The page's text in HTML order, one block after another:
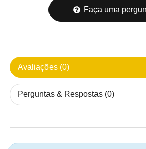
Faça uma
Avaliações (0)
Perguntas & Respostas (0)